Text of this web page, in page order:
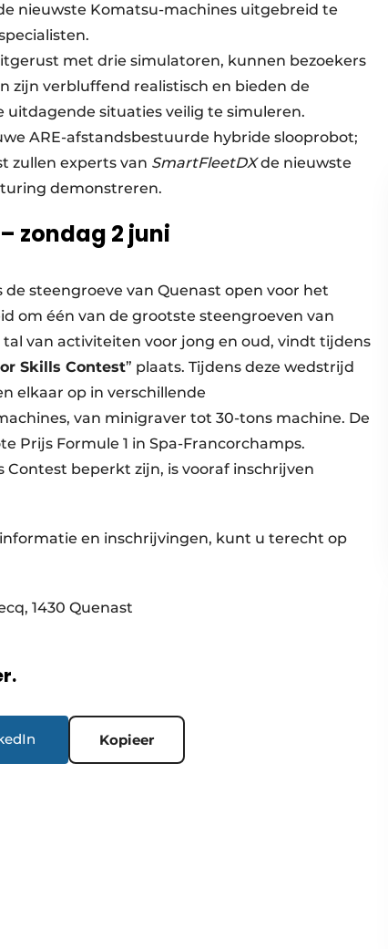
nieuwste Komatsu-machines uitgebreid te
met drie simulatoren, kunnen bezoekers
zijn verbluffend realistisch en bieden de
situaties veilig te simuleren.
ARE-afstandsbestuurde hybride slooprobot;
zullen experts van SmartFleetDXde nieuwste
demonstreren.
zondag 2 juni
steengroeve van Quenast open voor het
om één van de grootste steengroeven van
van activiteiten voor jong en oud, vindt tijdens
Skills Contest” plaats. Tijdens deze wedstrijd
elkaar op in verschillende
van minigraver tot 30-tons machine. De
Prijs Formule 1 in Spa-Francorchamps.
Contest beperkt zijn, is vooraf inschrijven
en inschrijvingen, kunt u terecht op
1430 Quenast
Kopieer